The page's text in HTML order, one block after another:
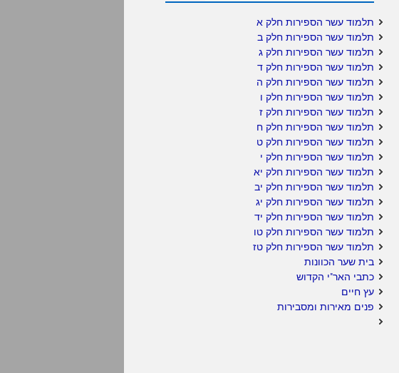
תלמוד עשר הספירות חלק א
תלמוד עשר הספירות חלק ב
תלמוד עשר הספירות חלק ג
תלמוד עשר הספירות חלק ד
תלמוד עשר הספירות חלק ה
תלמוד עשר הספירות חלק ו
תלמוד עשר הספירות חלק ז
תלמוד עשר הספירות חלק ח
תלמוד עשר הספירות חלק ט
תלמוד עשר הספירות חלק י
תלמוד עשר הספירות חלק יא
תלמוד עשר הספירות חלק יב
תלמוד עשר הספירות חלק יג
תלמוד עשר הספירות חלק יד
תלמוד עשר הספירות חלק טו
תלמוד עשר הספירות חלק טז
בית שער הכוונות
כתבי האר"י הקדוש
עץ חיים
פנים מאירות ומסבירות